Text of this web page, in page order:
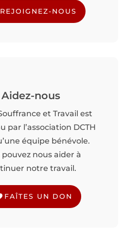
REJOIGNEZ-NOUS
Aidez-nous
et Travail est
par l’association DCTH
équipe bénévole.
pouvez nous aider à
notre travail.
FAÎTES UN DON